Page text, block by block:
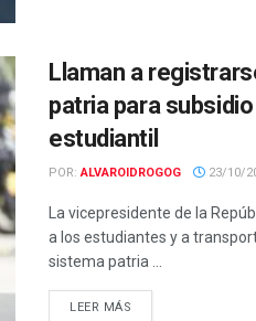
Llaman a
patria para
estudiantil
POR:ALVAROIDROGOG 23/10/
La vicepresidente de la
a los estudiantes y a
sistema patria ...
LEER MÁS